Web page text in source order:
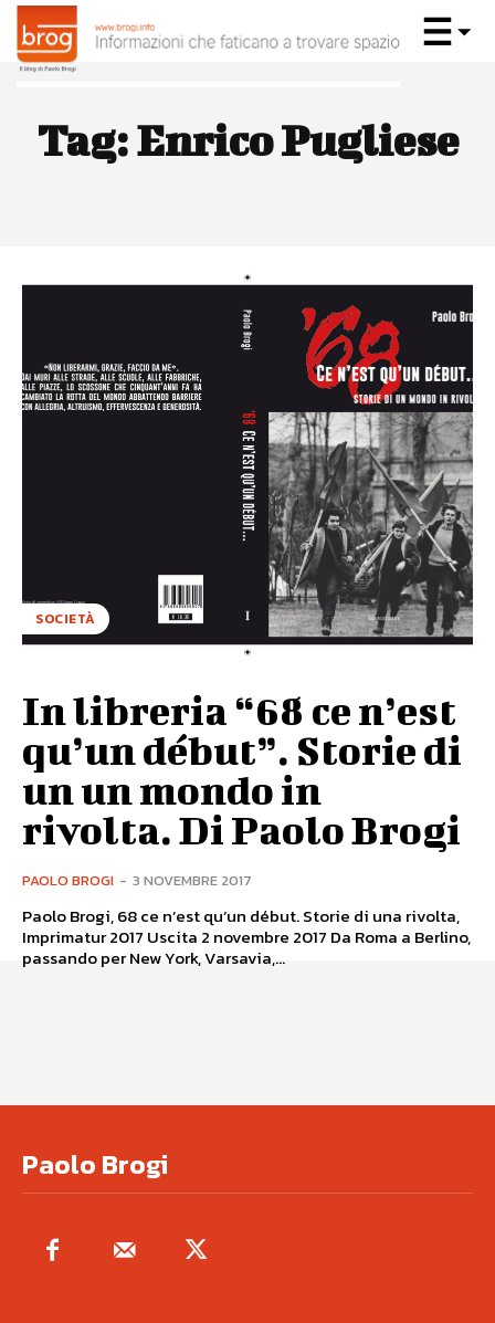
Tag:Enrico Pugliese
SOCIETÀ
In libreria “68 ce n’est
qu’un début”. Storie di
un un mondo in
rivolta. Di Paolo Brogi
PAOLO BROGI - 3 NOVEMBRE 2017
Paolo Brogi, 68 ce n’est qu’un début. Storie di una rivolta,
Imprimatur 2017 Uscita 2 novembre 2017 Da Roma a Berlino,
passando per New York, Varsavia,...
Paolo Brogi